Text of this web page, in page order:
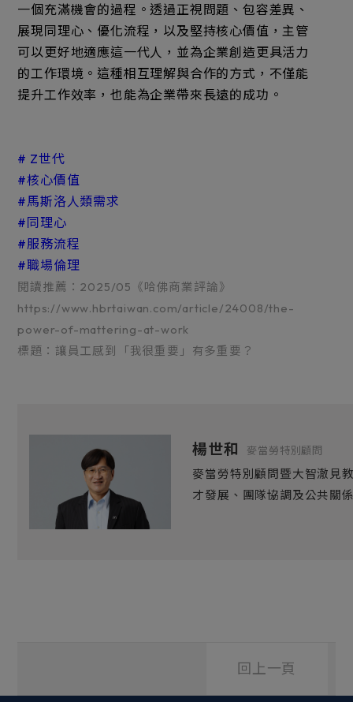
一個充滿機會的過程。透過正視問題、包容差異、
展現同理心、優化流程，以及堅持核心價值，主管
可以更好地適應這一代人，並為企業創造更具活力
的工作環境。這種相互理解與合作的方式，不僅能
提升工作效率，也能為企業帶來長遠的成功。
# Z世代
#核心價值
#馬斯洛人類需求
#同理心
#服務流程
#職場倫理
閱讀推薦：2025/05《哈佛商業評論》
https://www.hbrtaiwan.com/article/24008/the-
power-of-mattering-at-work
標題：讓員工感到「我很重要」有多重要？
楊世和 麥當勞特別顧問
麥當勞特別顧問暨大智澈見
才發展、團隊協調及公共關
回上一頁